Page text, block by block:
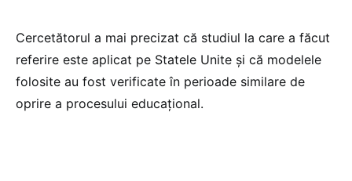
Cercetătorul a mai precizat că studiul la care a făcut
referire este aplicat pe Statele Unite și că modelele
folosite au fost verificate în perioade similare de
oprire a procesului educațional.